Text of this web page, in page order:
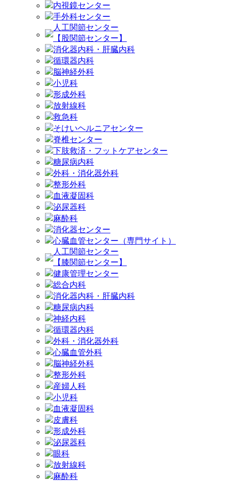
内視鏡センター
手外科センター
人工関節センター
【股関節センター】
消化器内科・肝臓内科
循環器内科
脳神経外科
小児科
形成外科
放射線科
救急科
そけいヘルニアセンター
脊椎センター
下肢救済・フットケアセンター
糖尿病内科
外科・消化器外科
整形外科
血液凝固科
泌尿器科
麻酔科
消化器センター
心臓血管センター（専門サイト）
人工関節センター
【膝関節センター】
健康管理センター
総合内科
消化器内科・肝臓内科
糖尿病内科
神経内科
循環器内科
外科・消化器外科
心臓血管外科
脳神経外科
整形外科
産婦人科
小児科
血液凝固科
皮膚科
形成外科
泌尿器科
眼科
放射線科
麻酔科